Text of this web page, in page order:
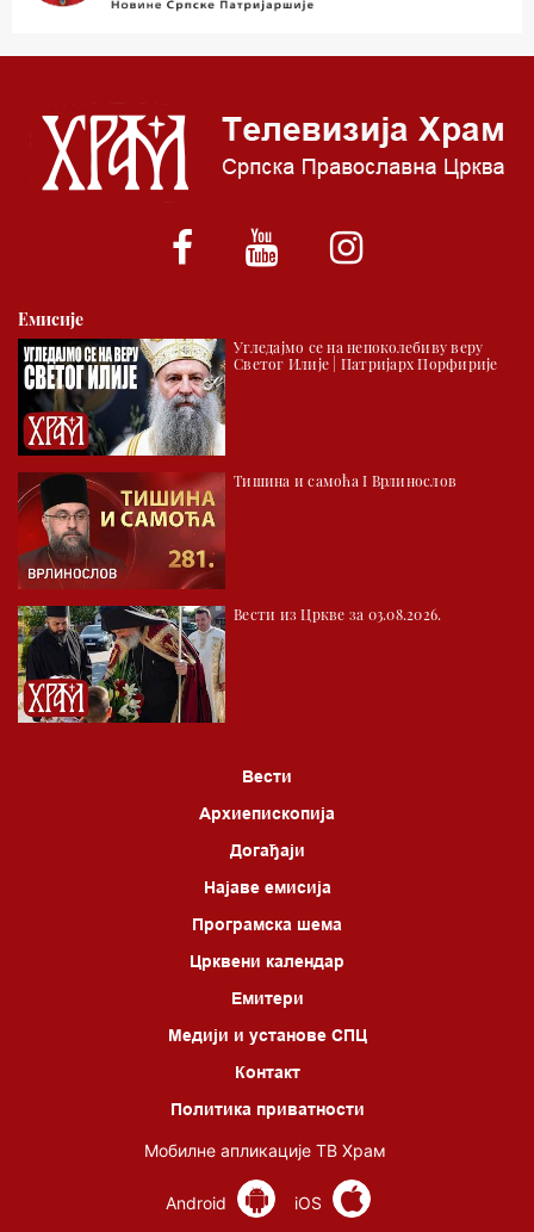
*најважније вести емитујемо на сваки пун сат
Емисије
Угледајмо се на непоколебиву веру
Светог Илије | Патријарх Порфирије
Тишина и самоћа I Врлинослов
Вести из Цркве за 03.08.2026.
Вести
Архиепископија
Догађаји
Најаве емисија
Програмска шема
Црквени календар
Емитери
Медији и установе СПЦ
Контакт
Политика приватности
Мобилне апликације ТВ Храм
Android iOS